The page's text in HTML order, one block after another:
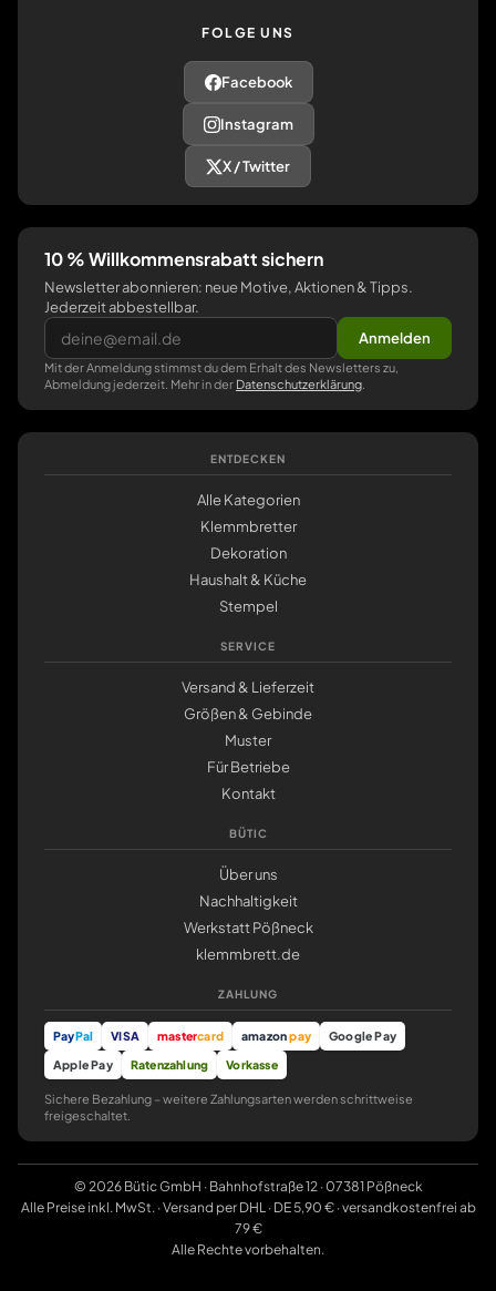
FOLGE UNS
Facebook
Instagram
X / Twitter
10 % Willkommensrabatt sichern
Newsletter abonnieren: neue Motive, Aktionen & Tipps.
Jederzeit abbestellbar.
Anmelden
Mit der Anmeldung stimmst du dem Erhalt des Newsletters zu,
Abmeldung jederzeit. Mehr in der Datenschutzerklärung
ENTDECKEN
Alle Kategorien
Klemmbretter
Dekoration
Haushalt & Küche
Stempel
SERVICE
Versand & Lieferzeit
Größen & Gebinde
Muster
Für Betriebe
Kontakt
BÜTIC
Über uns
Nachhaltigkeit
Werkstatt Pößneck
klemmbrett.de
ZAHLUNG
PayPal VISA mastercard amazonpay
Google Pay
Apple Pay
Ratenzahlung Vorkasse
Sichere Bezahlung – weitere Zahlungsarten werden schrittweise
freigeschaltet.
© 2026 Bütic GmbH · Bahnhofstraße 12 · 07381 Pößneck
Alle Preise inkl. MwSt. · Versand per DHL · DE 5,90 € · versandkostenfrei ab
79 €
Alle Rechte vorbehalten.